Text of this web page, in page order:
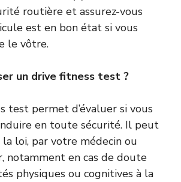
routière et assurez-vous
est en bon état si vous
le vôtre.
un drive fitness test ?
test permet d’évaluer si vous
en toute sécurité. Il peut
loi, par votre médecin ou
notamment en cas de doute
physiques ou cognitives à la